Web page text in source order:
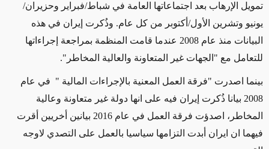
تمويل الإرهاب بعد اجتماعاتها العامة في شباط/فبراير وحزيران/
يونيو وتشرين الأول/أكتوبر من كل عام. وذُكرت إيران في هذه
البيانات منذ عام 2008 عندما قامت المنظمة بمراجعة إجراءاتها
للتعامل مع "الجهات غير المتعاونة والعالية المخاطر".
بينما اصدرت "فرقة العمل المعنية بالإجراءات المالية " في عام
2008 بيانا ذُكرت إيران فيه على انها دولة غير متعاونة وعالية
المخاطر، اصدؤت فرقة العمل في عام 2016 بيانين أخريين أقرت
فيهما ان ايران أبدت التزامها سياسيا بالعمل على التصدي لاوجه